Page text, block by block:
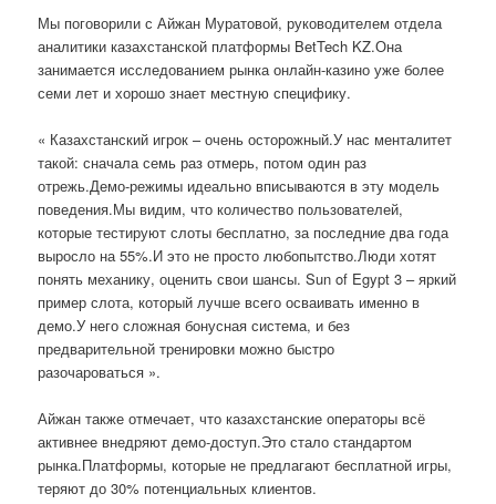
Мы поговорили с Айжан Муратовой, руководителем отдела
аналитики казахстанской платформы BetTech KZ.Она
занимается исследованием рынка онлайн-казино уже более
семи лет и хорошо знает местную специфику.
« Казахстанский игрок – очень осторожный.У нас менталитет
такой: сначала семь раз отмерь, потом один раз
отрежь.Демо-режимы идеально вписываются в эту модель
поведения.Мы видим, что количество пользователей,
которые тестируют слоты бесплатно, за последние два года
выросло на 55%.И это не просто любопытство.Люди хотят
понять механику, оценить свои шансы. Sun of Egypt 3 – яркий
пример слота, который лучше всего осваивать именно в
демо.У него сложная бонусная система, и без
предварительной тренировки можно быстро
разочароваться ».
Айжан также отмечает, что казахстанские операторы всё
активнее внедряют демо-доступ.Это стало стандартом
рынка.Платформы, которые не предлагают бесплатной игры,
теряют до 30% потенциальных клиентов.